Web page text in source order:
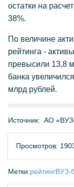
остатки на
38%.
По величине
рейтинга -
превысили 13,8
банка
млрд рублей.
Источник: АО
Просмотров:
Метки:рейтингВУЗ-